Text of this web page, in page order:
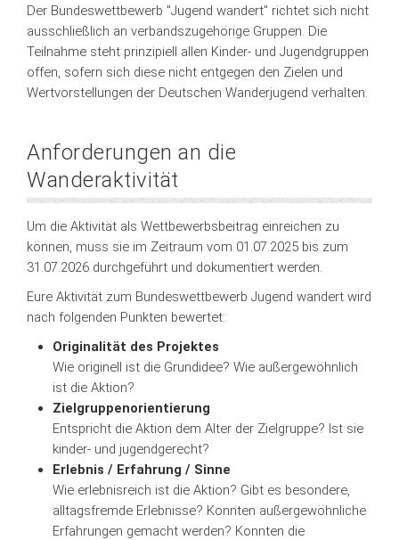
Der Bundeswettbewerb "Jugend wandert" richtet sich nicht
ausschließlich an verbandszugehörige Gruppen. Die
Teilnahme steht prinzipiell allen Kinder- und Jugendgruppen
offen, sofern sich diese nicht entgegen den Zielen und
Wertvorstellungen der Deutschen Wanderjugend verhalten.
Anforderungen an die
Wanderaktivität
Um die Aktivität als Wettbewerbsbeitrag einreichen zu
können, muss sie im Zeitraum vom 01.07.2025 bis zum
31.07.2026 durchgeführt und dokumentiert werden.
Eure Aktivität zum Bundeswettbewerb Jugend wandert wird
nach folgenden Punkten bewertet:
Originalität des Projektes
Wie originell ist die Grundidee? Wie außergewöhnlich
ist die Aktion?
Zielgruppenorientierung
Entspricht die Aktion dem Alter der Zielgruppe? Ist sie
kinder- und jugendgerecht?
Erlebnis / Erfahrung / Sinne
Wie erlebnisreich ist die Aktion? Gibt es besondere,
alltagsfremde Erlebnisse? Konnten außergewöhnliche
Erfahrungen gemacht werden? Konnten die